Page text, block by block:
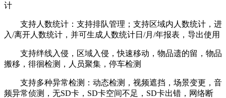
计
支持人数统计：支持排队管理；支持区域内人数统计，进
入/离开人数统计，并可生成人数统计日/月/年报表，导出使用
支持绊线入侵，区域入侵，快速移动，物品遗的留，物品
搬移，徘徊检测，人员聚集，停车检测
支持多种异常检测：动态检测，视频遮挡，场景变更，音
频异常侦测，无SD卡，SD卡空间不足，SD卡出错，网络断